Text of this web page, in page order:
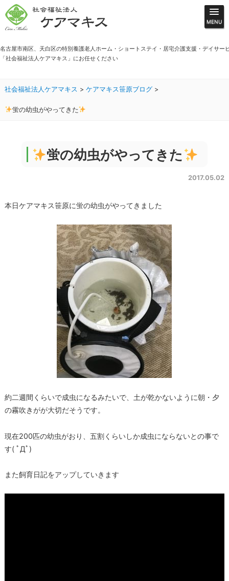
名古屋市南区、天白区の特別養護老人ホーム・ショートステイ・居宅介護支援・デイサー
「社会福祉法人ケアマキス」にお任せください
社会福祉法人ケアマキス > ケアマキス笹原ブログ>
蛍の幼虫がやってきた
蛍の幼虫がやってきた
2017.05.02
本日ケアマキス笹原に蛍の幼虫がやってきました
約二週間くらいで成虫になるみたいで、土が乾かないように朝・夕
の霧吹きがが大切だそうです。
現在200匹の幼虫がおり、五割くらいしか成虫にならないとの事で
す( ﾟДﾟ)
また飼育日記をアップしていきます